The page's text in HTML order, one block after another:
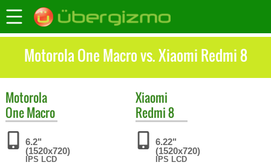
Motorola One Macro vs. Xiaomi Redmi 8
Motorola
One Macro
6.2"
(1520x720)
IPS LCD
Xiaomi
Redmi 8
6.22"
(1520x720)
IPS LCD